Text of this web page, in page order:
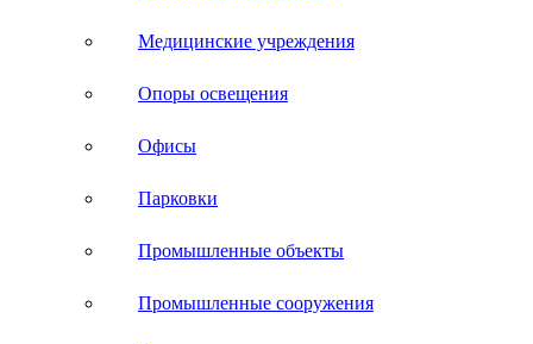
Медицинские учреждения
Опоры освещения
Офисы
Парковки
Промышленные объекты
Промышленные сооружения